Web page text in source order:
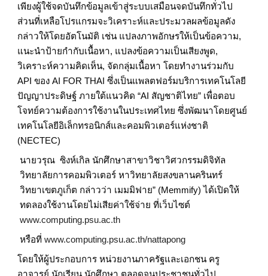
เพียงผู้ใช้จดบันทึกข้อมูลเข้าสู่ระบบเสมือนจดบันทึกทั่วไป
ส่วนที่เหลือโปรแกรมจะวิเคราะห์และประมวลผลข้อมูลดัง
กล่าวให้โดยอัตโนมัติ เช่น แปลงภาพอักษรให้เป็นข้อความ,
แนะนำป้ายกำกับเนื้อหา, แปลงข้อความเป็นเสียงพูด,
วิเคราะห์ความคิดเห็น, จัดกลุ่มเนื้อหา โดยทำงานร่วมกับ
API ของ AI FOR THAI ซึ่งเป็นแพลตฟอร์มบริการเทคโนโลยี
ปัญญาประดิษฐ์ ภายใต้แนวคิด “AI สัญชาติไทย” เพื่อตอบ
โจทย์ความต้องการใช้งานในประเทศไทย ซึ่งพัฒนาโดยศูนย์
เทคโนโลยีอิเล็กทรอนิกส์และคอมพิวเตอร์แห่งชาติ
(NECTEC)
นายวรุณ ซิงห์เกิล นักศึกษาสาขาวิชาวิศวกรรมดิจิทัล
วิทยาลัยการคอมพิวเตอร์ หาวิทยาลัยสงขลานครินทร์
วิทยาเขตภูเก็ต กล่าวว่า เมมมิฟาย” (Memmify) ได้เปิดให้
ทดลองใช้งานโดยไม่เสียค่าใช้จ่าย ที่เว็บไซต์
www.computing.psu.ac.th
หรือที่ www.computing.psu.ac.th/nattapong
โดยให้ผู้ประกอบการ หน่วยงานภาครัฐและเอกชน ครู